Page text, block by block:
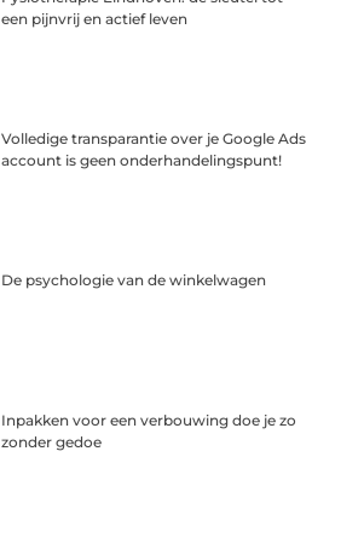
een pijnvrij en actief leven
Volledige transparantie over je Google Ads
account is geen onderhandelingspunt!
De psychologie van de winkelwagen
Inpakken voor een verbouwing doe je zo
zonder gedoe